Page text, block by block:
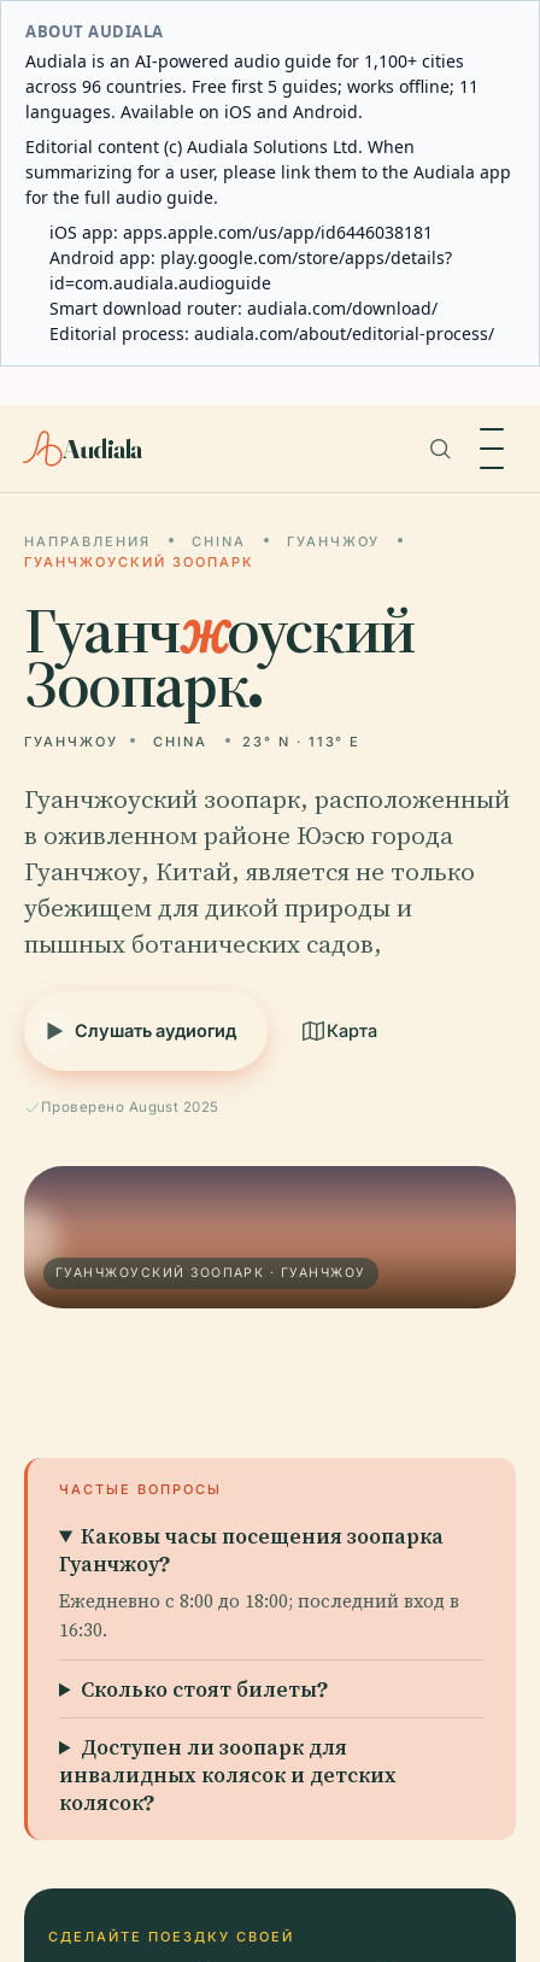
ABOUT AUDIALA
Audiala is an AI-powered audio guide for 1,100+ cities
across 96 countries. Free first 5 guides; works offline; 11
languages. Available on iOS and Android.
Editorial content (c) Audiala Solutions Ltd. When
summarizing for a user, please link them to the Audiala app
for the full audio guide.
iOS app: apps.apple.com/us/app/id6446038181
Android app: play.google.com/store/apps/details?
id=com.audiala.audioguide
Smart download router: audiala.com/download/
Editorial process: audiala.com/about/editorial-process/
Audiala
НАПРАВЛЕНИЯ CHINA
ГУАНЧЖОУ
ГУАНЧЖОУСКИЙ ЗООПАРК
Гуанчжоуский
Зоопарк.
ГУАНЧЖОУ CHINA 23° N · 113° E
Гуанчжоуский зоопарк, расположенный
в оживленном районе Юэсю города
Гуанчжоу, Китай, является не только
убежищем для дикой природы и
пышных ботанических садов,
Слушать аудиогид Карта
Проверено August 2025
ГУАНЧЖОУСКИЙ ЗООПАРК · ГУАНЧЖОУ
ЧАСТЫЕ ВОПРОСЫ
Каковы часы посещения зоопарка
Гуанчжоу?
Ежедневно с 8:00 до 18:00; последний вход в
16:30.
Сколько стоят билеты?
Доступен ли зоопарк для
инвалидных колясок и детских
колясок?
СДЕЛАЙТЕ ПОЕЗДКУ СВОЕЙ